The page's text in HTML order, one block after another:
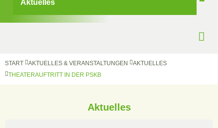
Aktuelles
START AKTUELLES & VERANSTALTUNGEN
AKTUELLES
THEATERAUFTRITT IN DER PSKB
Aktuelles